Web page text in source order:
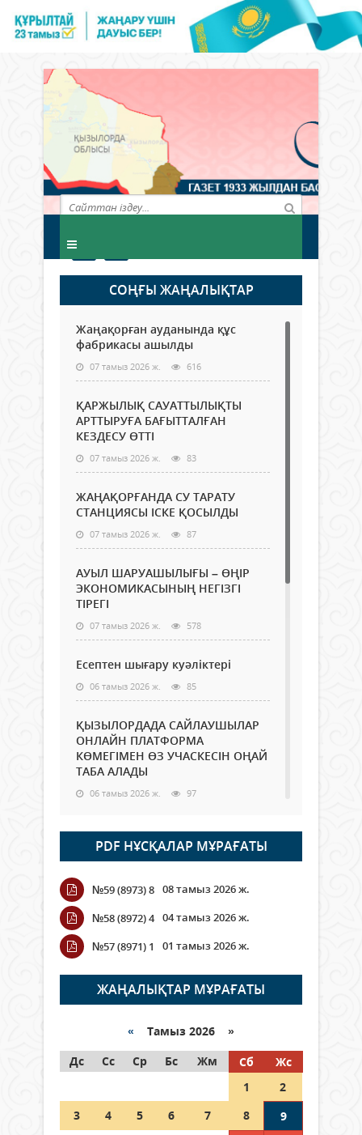
СОҢҒЫ ЖАҢАЛЫҚТАР
Жаңақорған ауданында құс
фабрикасы ашылды
07 тамыз 2026 ж. 616
ҚАРЖЫЛЫҚ САУАТТЫЛЫҚТЫ
АРТТЫРУҒА БАҒЫТТАЛҒАН
КЕЗДЕСУ ӨТТІ
07 тамыз 2026 ж. 83
ЖАҢАҚОРҒАНДА СУ ТАРАТУ
СТАНЦИЯСЫ ІСКЕ ҚОСЫЛДЫ
07 тамыз 2026 ж. 87
АУЫЛ ШАРУАШЫЛЫҒЫ – ӨҢІР
ЭКОНОМИКАСЫНЫҢ НЕГІЗГІ
ТІРЕГІ
07 тамыз 2026 ж. 578
Есептен шығару куәліктері
06 тамыз 2026 ж. 85
ҚЫЗЫЛОРДАДА САЙЛАУШЫЛАР
ОНЛАЙН ПЛАТФОРМА
КӨМЕГІМЕН ӨЗ УЧАСКЕСІН ОҢАЙ
ТАБА АЛАДЫ
06 тамыз 2026 ж. 97
Open Air: Қызылорда облысы
полиция департаменті 20
мыңнан астам көрерменнің
қауіпсіздігін қамтамасыз етті
06 тамыз 2026 ж.
Wi-Fi ҚАБЫРҒА АРҚЫЛЫ ҚАЛАЙ
ӨТЕДІ?
06 тамыз 2026 ж. 276
граждане Казахстана,
05 тамыз 2026 ж. 157
Шетелде жүрген Қазақстан
азаматтары қалай дауыс бере
PDF НҰСҚАЛАР МҰРАҒАТЫ
№59 (8973) 8 08 тамыз 2026 ж.
№58 (8972) 4 04 тамыз 2026 ж.
№57 (8971) 1
01 тамыз 2026 ж.
ЖАҢАЛЫҚТАР МҰРАҒАТЫ
« Тамыз 2026 »
Дс
Сс Ср Бс Жм Сб
Жс
1
2
3
4 5 6 7 8
9